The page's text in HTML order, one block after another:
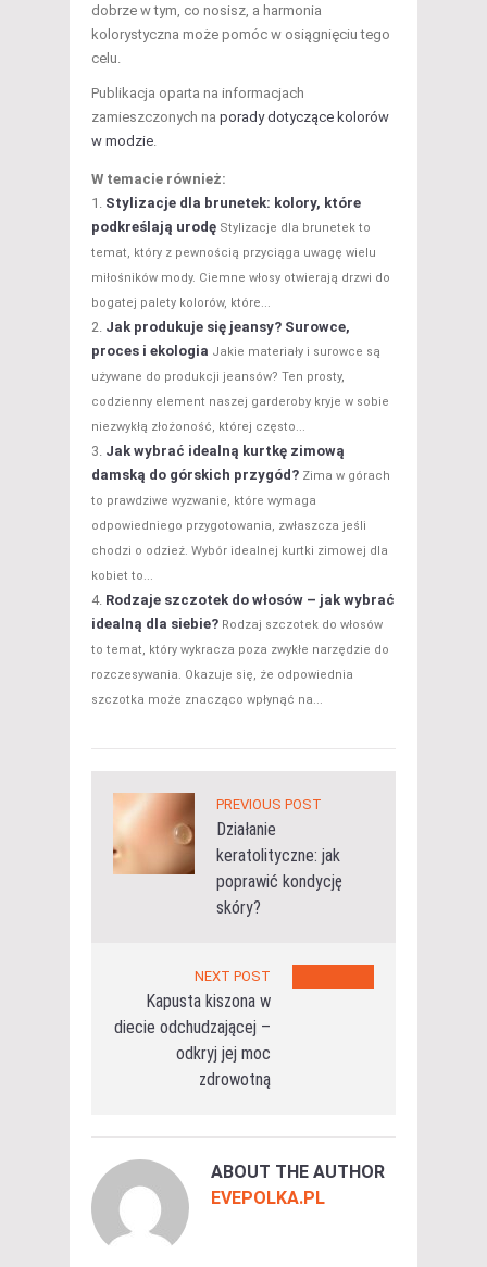
dobrze w tym, co nosisz, a harmonia
kolorystyczna może pomóc w osiągnięciu tego
celu.
Publikacja oparta na informacjach
zamieszczonych na porady dotyczące kolorów
w modzie.
W temacie również:
Stylizacje dla brunetek: kolory, które
podkreślają urodę Stylizacje dla brunetek to
temat, który z pewnością przyciąga uwagę wielu
miłośników mody. Ciemne włosy otwierają drzwi do
bogatej palety kolorów, które...
Jak produkuje się jeansy? Surowce,
proces i ekologia Jakie materiały i surowce są
używane do produkcji jeansów? Ten prosty,
codzienny element naszej garderoby kryje w sobie
niezwykłą złożoność, której często...
Jak wybrać idealną kurtkę zimową
damską do górskich przygód? Zima w górach
to prawdziwe wyzwanie, które wymaga
odpowiedniego przygotowania, zwłaszcza jeśli
chodzi o odzież. Wybór idealnej kurtki zimowej dla
kobiet to...
Rodzaje szczotek do włosów – jak wybrać
idealną dla siebie? Rodzaj szczotek do włosów
to temat, który wykracza poza zwykłe narzędzie do
rozczesywania. Okazuje się, że odpowiednia
szczotka może znacząco wpłynąć na...
PREVIOUS POST
Działanie
keratolityczne: jak
poprawić kondycję
skóry?
NEXT POST
Kapusta kiszona w
diecie odchudzającej –
odkryj jej moc
zdrowotną
ABOUT THE AUTHOR
EVEPOLKA.PL